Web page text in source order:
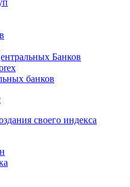
базу данных
Банков
банков
своего индекса